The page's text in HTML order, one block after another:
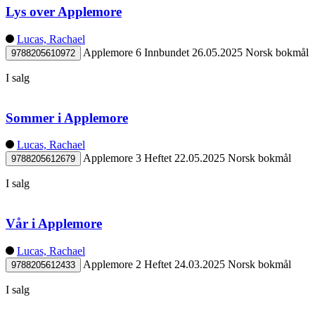
Lys over Applemore
Lucas, Rachael
9788205610972 Applemore 6 Innbundet 26.05.2025 Norsk bokmål
I salg
Sommer i Applemore
Lucas, Rachael
9788205612679 Applemore 3 Heftet 22.05.2025 Norsk bokmål
I salg
Vår i Applemore
Lucas, Rachael
9788205612433 Applemore 2 Heftet 24.03.2025 Norsk bokmål
I salg